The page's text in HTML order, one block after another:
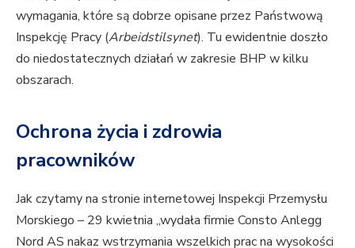
wymagania, które są dobrze opisane przez Państwową
Inspekcję Pracy (Arbeidstilsynet). Tu ewidentnie doszło
do niedostatecznych działań w zakresie BHP w kilku
obszarach.
Ochrona życia i zdrowia
pracowników
Jak czytamy na stronie internetowej Inspekcji Przemysłu
Morskiego – 29 kwietnia „wydała firmie Consto Anlegg
Nord AS nakaz wstrzymania wszelkich prac na wysokości